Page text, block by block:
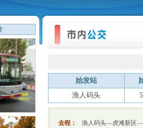
始发站
渔人码头
去程：
渔人码头—虎滩新区